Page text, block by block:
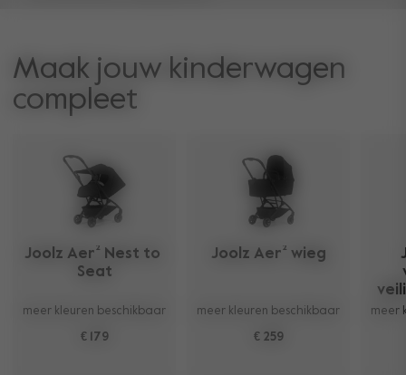
Maak jouw kinderwagen
compleet
Joolz Aer² Nest to
Seat
meer kleuren beschikbaar
€ 179
Joolz Aer² wieg
meer kleuren beschikbaar
€ 259
meer